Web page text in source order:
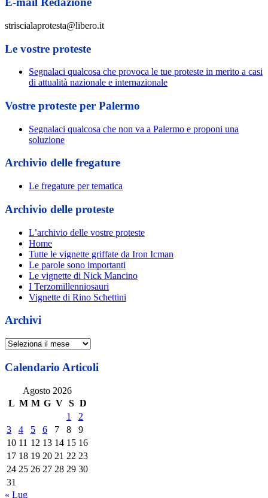
striscialaprotesta@libero.it
Le vostre proteste
Segnalaci qualcosa che provoca le tue proteste in merito a casi
di attualità nazionale e internazionale
Vostre proteste per Palermo
Segnalaci qualcosa che non va a Palermo e proponi una
soluzione
Archivio delle fregature
Le fregature per tematica
Archivio delle proteste
L’archivio delle vostre proteste
Home
Tutte le vignette griffate da Iron Icman
Le parole sono importanti
Le vignette di Nick Mancino
I Terzomillenniosauri
Vignette di Rino Schettini
Archivi
Archivi
Calendario Articoli
Agosto 2026
L M M G V S D
1
2
3
4 5 6 7 8
9
10 11 12 13 14 15 16
17 18 19 20 21 22 23
24 25 26 27 28 29 30
31
« Lug